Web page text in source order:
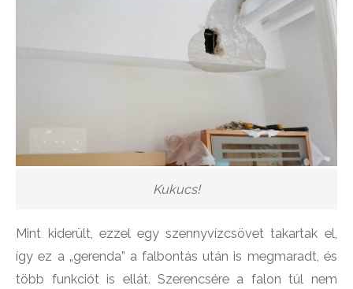
Kukucs!
Mint kiderült, ezzel egy szennyvízcsövet takartak el,
így ez a „gerenda” a falbontás után is megmaradt, és
több funkciót is ellát. Szerencsére a falon túl nem